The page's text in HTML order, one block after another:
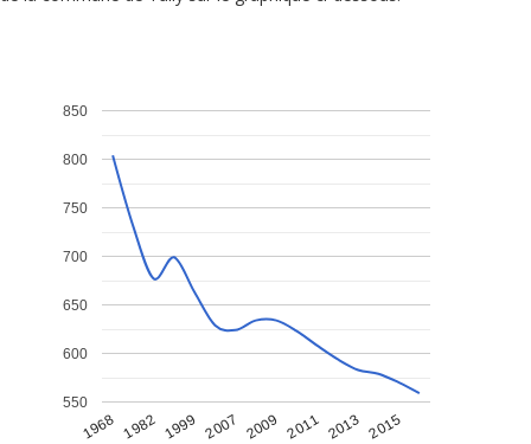
1968 1982 1999 2007 2009 2011 2013 2015
550
600
650
700
750
800
850